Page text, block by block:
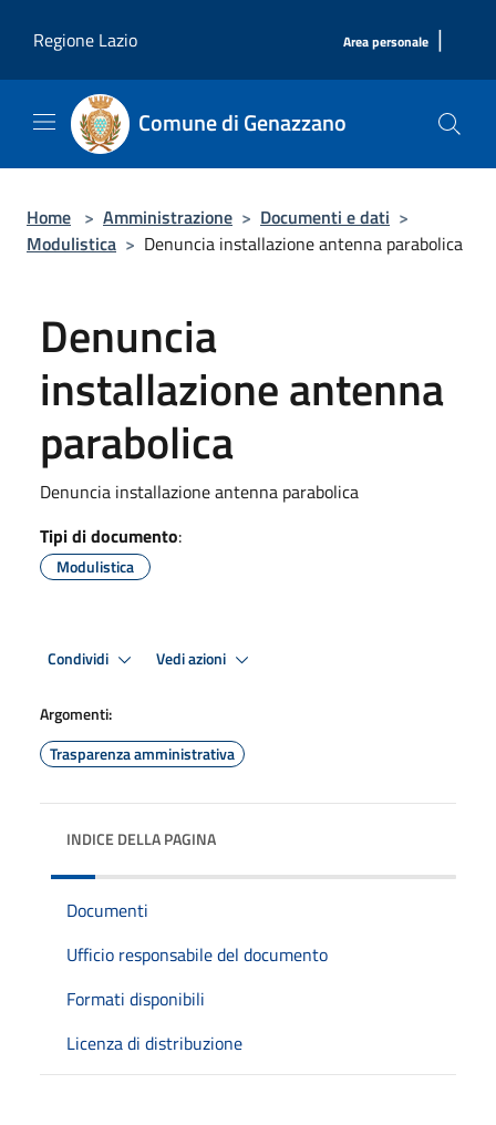
Regione Lazio
Area personale |
Comune di Genazzano
Home > Amministrazione > Documenti e dati >
Modulistica > Denuncia installazione antenna parabolica
Denuncia
installazione antenna
parabolica
Denuncia installazione antenna parabolica
Tipi di documento:
Modulistica
Condividi Vedi azioni
Argomenti:
Trasparenza amministrativa
INDICE DELLA PAGINA
Documenti
Ufficio responsabile del documento
Formati disponibili
Licenza di distribuzione